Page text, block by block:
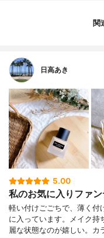
関
日高あき
5.00
私のお気に入りファ
軽い付けごごちで、薄く付
に入っています。メイク持
麗な状態なのが嬉しい。カ